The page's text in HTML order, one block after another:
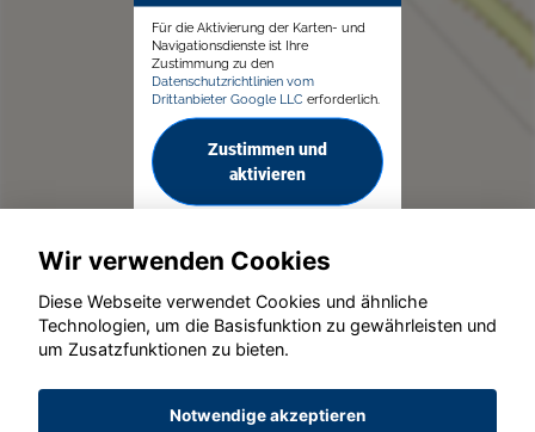
Für die Aktivierung der Karten- und
Navigationsdienste ist Ihre
Zustimmung zu den
Datenschutzrichtlinien vom
Drittanbieter Google LLC erforderlich.
Zustimmen und
aktivieren
© konjunkturmotor.de GmbH 2020 - 2026
Wir verwenden Cookies
Diese Webseite verwendet Cookies und ähnliche
Technologien, um die Basisfunktion zu gewährleisten und
um Zusatzfunktionen zu bieten.
Notwendige akzeptieren